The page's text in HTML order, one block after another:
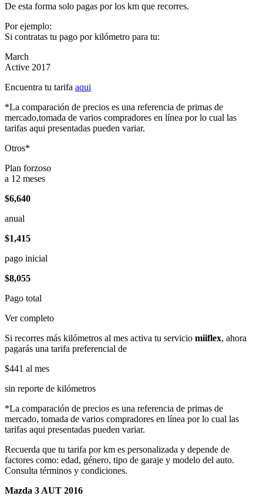
De esta forma solo pagas por los km que recorres.
Por ejemplo:
Si contratas tu pago por kilómetro para tu:
March
Active 2017
Encuentra tu tarifa aqui
*La comparación de precios es una referencia de primas de
mercado,tomada de varios compradores en línea por lo cual las
tarifas aqui presentadas pueden variar.
Otros*
Plan forzoso
a 12 meses
$6,640
anual
$1,415
pago inicial
$8,055
Pago total
Ver completo
Si recorres más kilómetros al mes activa tu servicio miiflex, ahora
pagarás una tarifa preferencial de
$441 al mes
sin reporte de kilómetros
*La comparación de precios es una referencia de primas de
mercado, tomada de varios compradores en línea por lo cual las
tarifas aqui presentadas pueden variar.
Recuerda que tu tarifa por km es personalizada y depende de
factores como: edad, género, tipo de garaje y modelo del auto.
Consulta términos y condiciones.
Mazda 3 AUT 2016